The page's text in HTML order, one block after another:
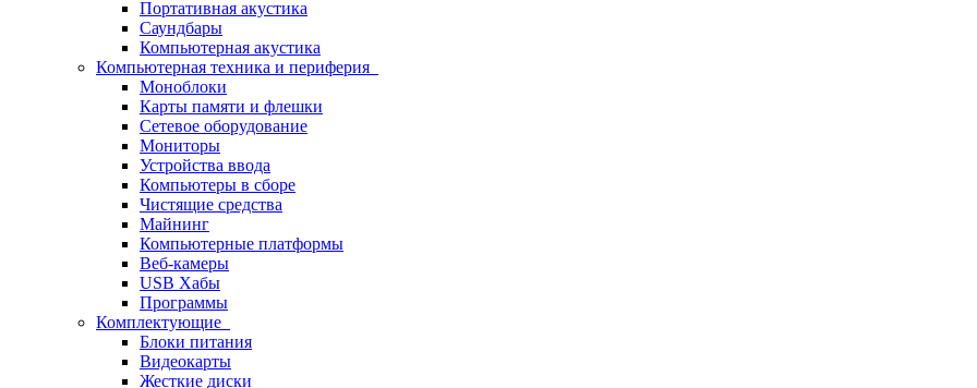
Портативная акустика
Саундбары
Компьютерная акустика
Компьютерная техника и периферия
Моноблоки
Карты памяти и флешки
Сетевое оборудование
Мониторы
Устройства ввода
Компьютеры в сборе
Чистящие средства
Майнинг
Компьютерные платформы
Веб-камеры
USB Хабы
Программы
Комплектующие
Блоки питания
Видеокарты
Жесткие диски